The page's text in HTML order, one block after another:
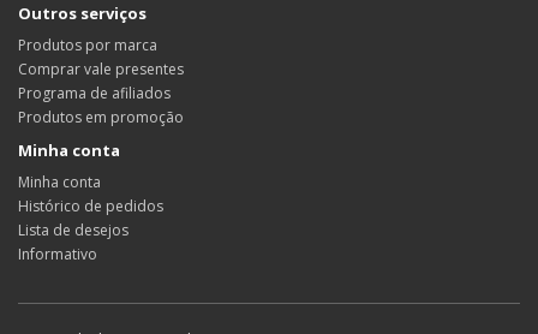
Outros serviços
Produtos por marca
Comprar vale presentes
Programa de afiliados
Produtos em promoção
Minha conta
Minha conta
Histórico de pedidos
Lista de desejos
Informativo